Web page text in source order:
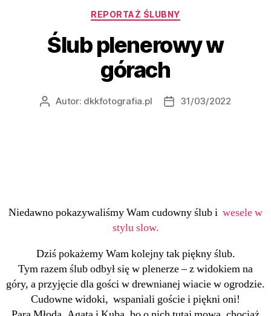
REPORTAŻ ŚLUBNY
Ślub plenerowy w
górach
Autor: dkkfotografia.pl 31/03/2022
Niedawno pokazywaliśmy Wam cudowny ślub i wesele w
stylu slow.
Dziś pokażemy Wam kolejny tak piękny ślub.
Tym razem ślub odbył się w plenerze – z widokiem na
góry, a przyjęcie dla gości w drewnianej wiacie w ogrodzie.
Cudowne widoki, wspaniali goście i piękni oni!